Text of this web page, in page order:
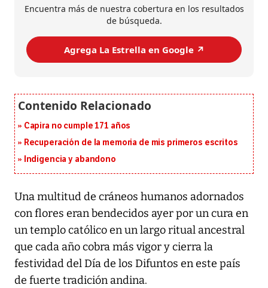
Encuentra más de nuestra cobertura en los resultados
de búsqueda.
Agrega La Estrella en Google ↗️
Capira no cumple 171 años
Recuperación de la memoria de mis primeros escritos
Indigencia y abandono
Una multitud de cráneos humanos adornados
con flores eran bendecidos ayer por un cura en
un templo católico en un largo ritual ancestral
que cada año cobra más vigor y cierra la
festividad del Día de los Difuntos en este país
de fuerte tradición andina.